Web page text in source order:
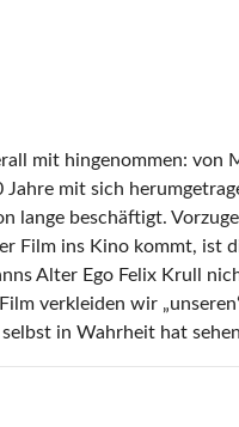
mit hingenommen:
mit sich
beschäftigt.
ins Kino kommt, ist
Alter Ego Felix Krull
verkleiden wir
in Wahrheit hat